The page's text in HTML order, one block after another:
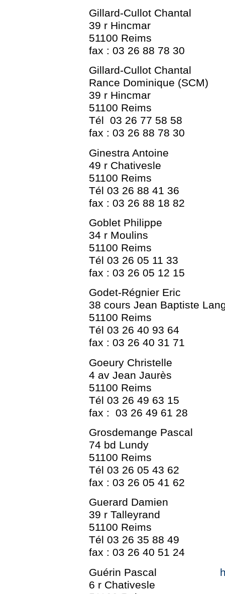
Gillard-Cullot Chantal
39 r Hincmar
51100 Reims
fax : 03 26 88 78 30
Gillard-Cullot Chantal
Rance Dominique (SCM)
39 r Hincmar
51100 Reims
Tél 03 26 77 58 58
fax : 03 26 88 78 30
Ginestra Antoine
49 r Chativesle
51100 Reims
Tél 03 26 88 41 36
fax : 03 26 88 18 82
Goblet Philippe
34 r Moulins
51100 Reims
Tél 03 26 05 11 33
fax : 03 26 05 12 15
Godet-Régnier Eric
38 cours Jean Baptiste
51100 Reims
Tél 03 26 40 93 64
fax : 03 26 40 31 71
Goeury Christelle
4 av Jean Jaurès
51100 Reims
Tél 03 26 49 63 15
fax : 03 26 49 61 28
Grosdemange Pascal
74 bd Lundy
51100 Reims
Tél 03 26 05 43 62
fax : 03 26 05 41 62
Guerard Damien
39 r Talleyrand
51100 Reims
Tél 03 26 35 88 49
fax : 03 26 40 51 24
Guérin Pascal
6 r Chativesle